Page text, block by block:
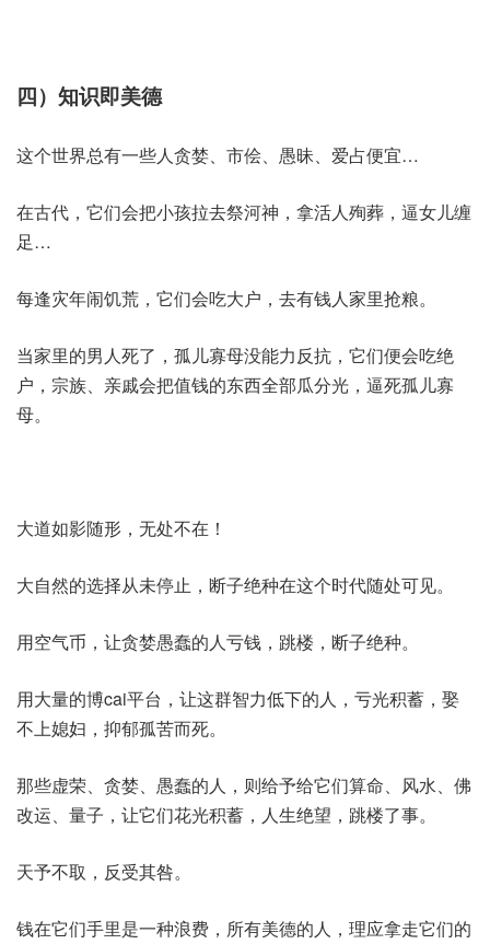
四）知识即美德
这个世界总有一些人贪婪、市侩、愚昧、爱占便宜…
在古代，它们会把小孩拉去祭河神，拿活人殉葬，逼女儿缠
足…
每逢灾年闹饥荒，它们会吃大户，去有钱人家里抢粮。
当家里的男人死了，孤儿寡母没能力反抗，它们便会吃绝
户，宗族、亲戚会把值钱的东西全部瓜分光，逼死孤儿寡
母。
大道如影随形，无处不在！
大自然的选择从未停止，断子绝种在这个时代随处可见。
用空气币，让贪婪愚蠢的人亏钱，跳楼，断子绝种。
用大量的博cai平台，让这群智力低下的人，亏光积蓄，娶
不上媳妇，抑郁孤苦而死。
那些虚荣、贪婪、愚蠢的人，则给予给它们算命、风水、佛
改运、量子，让它们花光积蓄，人生绝望，跳楼了事。
天予不取，反受其咎。
钱在它们手里是一种浪费，所有美德的人，理应拿走它们的